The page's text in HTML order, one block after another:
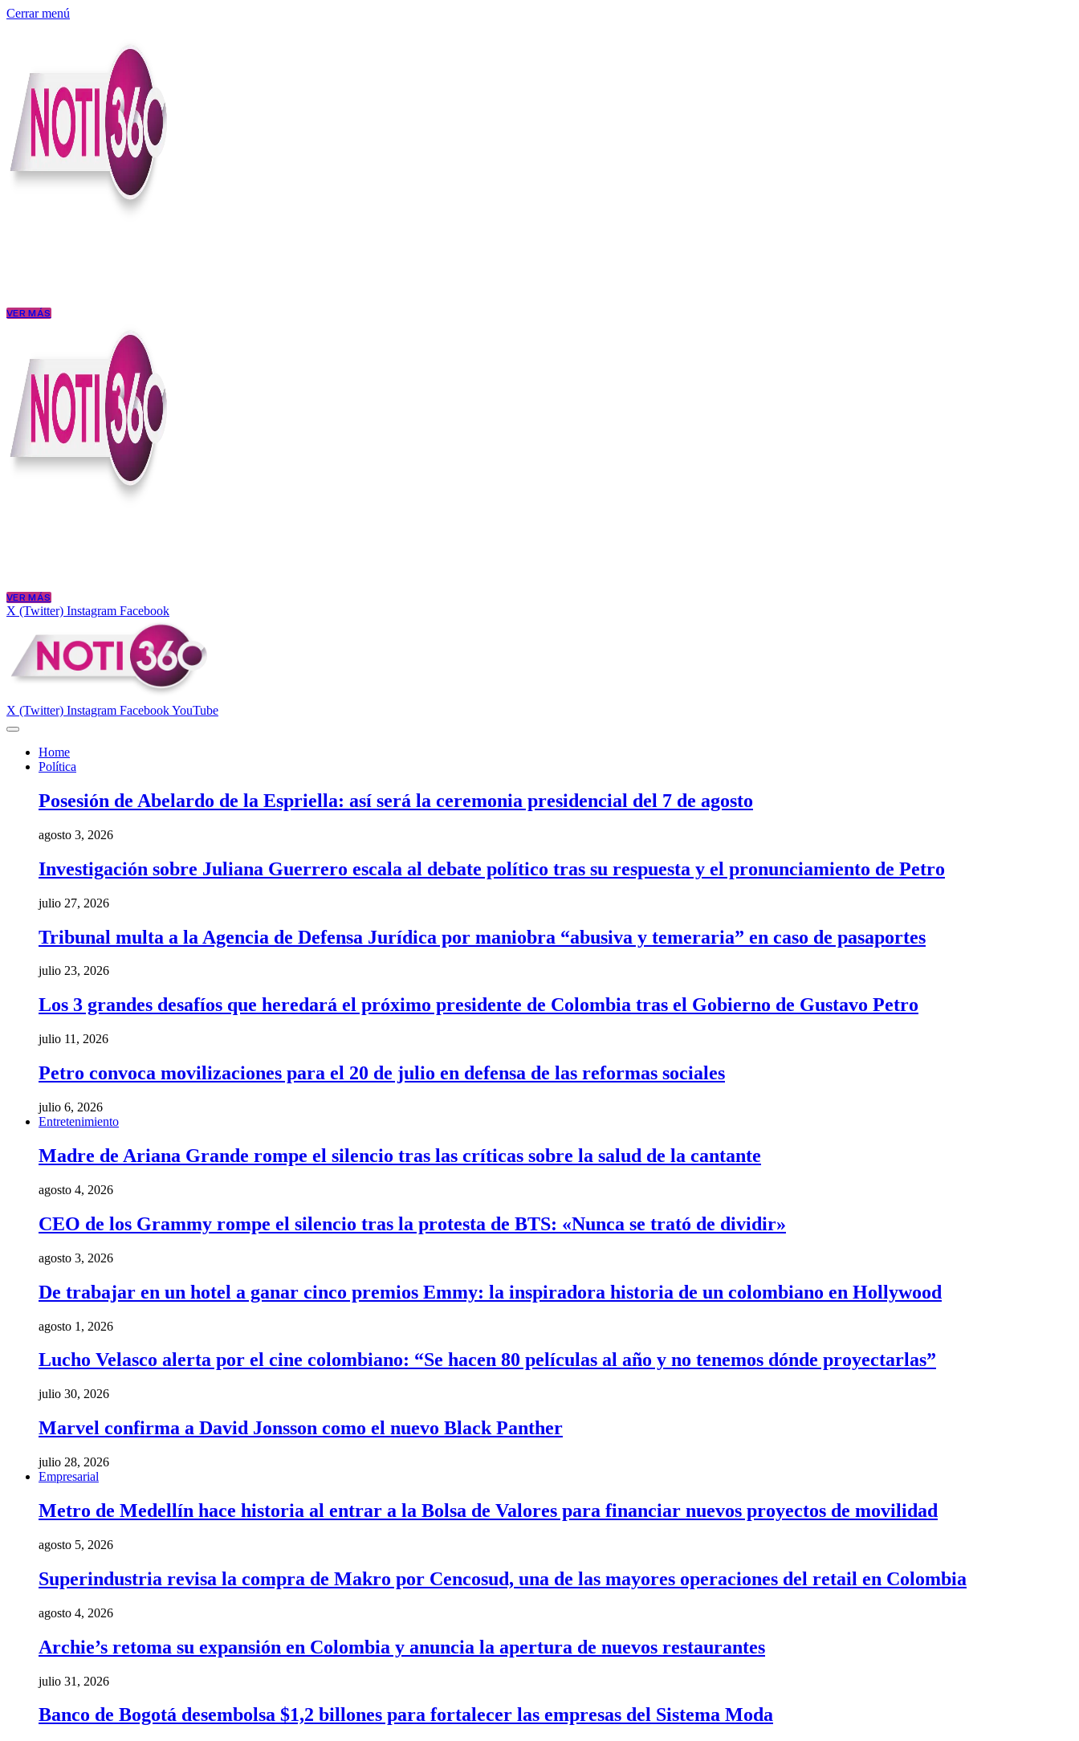
Cerrar menú
VER MÁS
VER MÁS
X (Twitter) Instagram Facebook
X (Twitter) Instagram FacebookYouTube
Home
Política
Posesión de Abelardo de la Espriella: así será la ceremonia presidencial del 7 de agosto
agosto 3, 2026
Investigación sobre Juliana Guerrero escala al debate político tras su respuesta y el pronunciamiento de Petro
julio 27, 2026
Tribunal multa a la Agencia de Defensa Jurídica por maniobra “abusiva y temeraria” en caso de pasaportes
julio 23, 2026
Los 3 grandes desafíos que heredará el próximo presidente de Colombia tras el Gobierno de Gustavo Petro
julio 11, 2026
Petro convoca movilizaciones para el 20 de julio en defensa de las reformas sociales
julio 6, 2026
Entretenimiento
Madre de Ariana Grande rompe el silencio tras las críticas sobre la salud de la cantante
agosto 4, 2026
CEO de los Grammy rompe el silencio tras la protesta de BTS: «Nunca se trató de dividir»
agosto 3, 2026
De trabajar en un hotel a ganar cinco premios Emmy: la inspiradora historia de un colombiano en Hollywood
agosto 1, 2026
Lucho Velasco alerta por el cine colombiano: “Se hacen 80 películas al año y no tenemos dónde proyectarlas”
julio 30, 2026
Marvel confirma a David Jonsson como el nuevo Black Panther
julio 28, 2026
Empresarial
Metro de Medellín hace historia al entrar a la Bolsa de Valores para financiar nuevos proyectos de movilidad
agosto 5, 2026
Superindustria revisa la compra de Makro por Cencosud, una de las mayores operaciones del retail en Colombia
agosto 4, 2026
Archie’s retoma su expansión en Colombia y anuncia la apertura de nuevos restaurantes
julio 31, 2026
Banco de Bogotá desembolsa $1,2 billones para fortalecer las empresas del Sistema Moda